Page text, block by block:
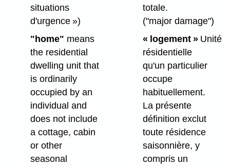
situations
d'urgence »)
"home" means
the residential
dwelling unit that
is ordinarily
occupied by an
individual and
does not include
a cottage, cabin
or other
seasonal
totale.
("major damage")
« logement »Unité
résidentielle
qu'un particulier
occupe
habituellement.
La présente
définition exclut
toute résidence
saisonnière, y
compris un